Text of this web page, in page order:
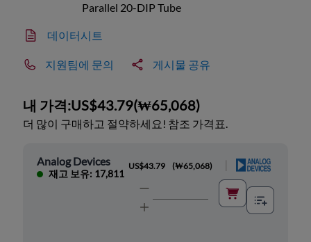
Parallel 20-DIP Tube
데이터시트
지원팀에 문의 게시물 공유
내 가격:US$43.79(₩65,068)
더 많이 구매하고 절약하세요! 참조 가격표.
Analog Devices
재고 보유: 17,811
US$43.79 (₩65,068)